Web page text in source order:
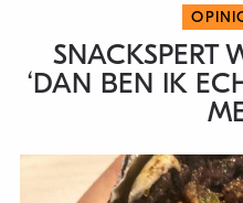
SNACKSPERT
‘DAN BEN IK